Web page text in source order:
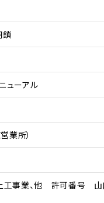
鎖
ューアル
業所）
事業、他 許可番号 山